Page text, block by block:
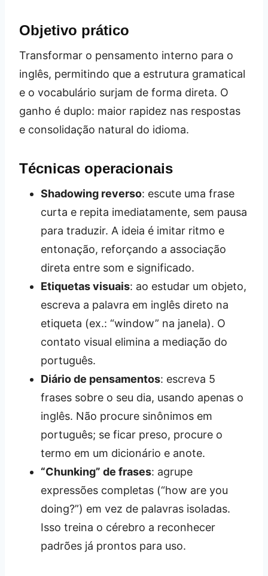
Objetivo prático
Transformar o pensamento interno para o
inglês, permitindo que a estrutura gramatical
e o vocabulário surjam de forma direta. O
ganho é duplo: maior rapidez nas respostas
e consolidação natural do idioma.
Técnicas operacionais
Shadowing reverso: escute uma frase
curta e repita imediatamente, sem pausa
para traduzir. A ideia é imitar ritmo e
entonação, reforçando a associação
direta entre som e significado.
Etiquetas visuais: ao estudar um objeto,
escreva a palavra em inglês direto na
etiqueta (ex.: “window” na janela). O
contato visual elimina a mediação do
português.
Diário de pensamentos: escreva 5
frases sobre o seu dia, usando apenas o
inglês. Não procure sinônimos em
português; se ficar preso, procure o
termo em um dicionário e anote.
“Chunking” de frases: agrupe
expressões completas (“how are you
doing?”) em vez de palavras isoladas.
Isso treina o cérebro a reconhecer
padrões já prontos para uso.